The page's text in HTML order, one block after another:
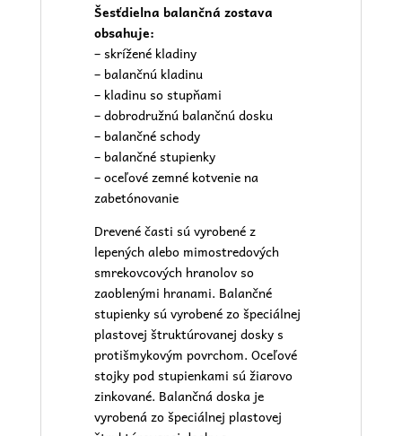
Šesťdielna balančná zostava
obsahuje:
– skrížené kladiny
– balančnú kladinu
– kladinu so stupňami
– dobrodružnú balančnú dosku
– balančné schody
– balančné stupienky
– oceľové zemné kotvenie na
zabetónovanie
Drevené časti sú vyrobené z
lepených alebo mimostredových
smrekovcových hranolov so
zaoblenými hranami. Balančné
stupienky sú vyrobené zo špeciálnej
plastovej štruktúrovanej dosky s
protišmykovým povrchom. Oceľové
stojky pod stupienkami sú žiarovo
zinkované. Balančná doska je
vyrobená zo špeciálnej plastovej